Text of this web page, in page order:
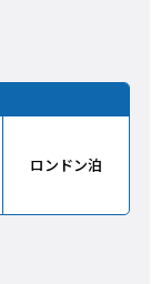
ロンドン泊